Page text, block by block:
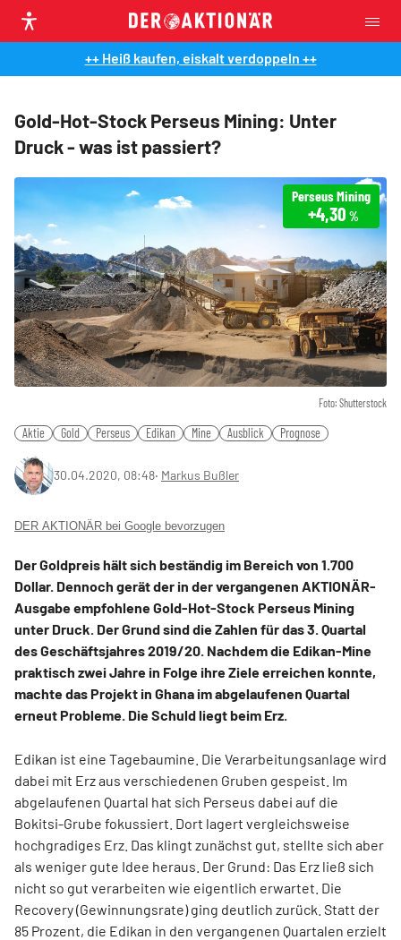
++ Heiß kaufen, eiskalt verdoppeln ++
Gold-Hot-Stock Perseus Mining: Unter
Druck - was ist passiert?
Foto: Shutterstock
Perseus Mining
+4,30 %
Aktie Gold Perseus Edikan Mine Ausblick Prognose
30.04.2020, 08:48‧ Markus Bußler
DER AKTIONÄR bei Google bevorzugen
Der Goldpreis hält sich beständig im Bereich von 1.700
Dollar. Dennoch gerät der in der vergangenen AKTIONÄR-
Ausgabe empfohlene Gold-Hot-Stock Perseus Mining
unter Druck. Der Grund sind die Zahlen für das 3. Quartal
des Geschäftsjahres 2019/20. Nachdem die Edikan-Mine
praktisch zwei Jahre in Folge ihre Ziele erreichen konnte,
machte das Projekt in Ghana im abgelaufenen Quartal
erneut Probleme. Die Schuld liegt beim Erz.
Edikan ist eine Tagebaumine. Die Verarbeitungsanlage wird
dabei mit Erz aus verschiedenen Gruben gespeist. Im
abgelaufenen Quartal hat sich Perseus dabei auf die
Bokitsi-Grube fokussiert. Dort lagert vergleichsweise
hochgradiges Erz. Das klingt zunächst gut, stellte sich aber
als weniger gute Idee heraus. Der Grund: Das Erz ließ sich
nicht so gut verarbeiten wie eigentlich erwartet. Die
Recovery (Gewinnungsrate) ging deutlich zurück. Statt der
85 Prozent, die Edikan in den vergangenen Quartalen erzielt